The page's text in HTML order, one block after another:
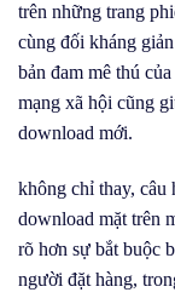
trên những trang
cùng đối kháng
bản đam mê thú
mạng xã hội cũng
download mới.
không chỉ thay,
download mặt trên
rõ hơn sự bắt buộc
người đặt hàng,